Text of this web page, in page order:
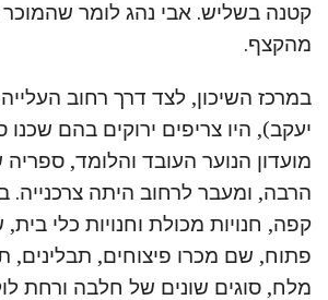
קטנה בשליש. אבי נהג לומר
מהקצף.
במרכז השיכון, לצד דרך רחוב
יעקב), היו צריפים ירוקים בהם שכנו
מועדון הנוער העובד והלומד, ספריה
הרבה, ומעבר לרחוב היתה צרכנייה.
קפה, חנויות מכולת וחנויות כלי בית,
פתוח, שם מכרו פיצוחים, תבלינים,
מלח, סוגים שונים של חלבה ורחת